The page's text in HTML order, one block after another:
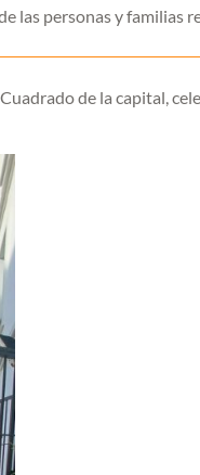
las personas y familias
de la capital,